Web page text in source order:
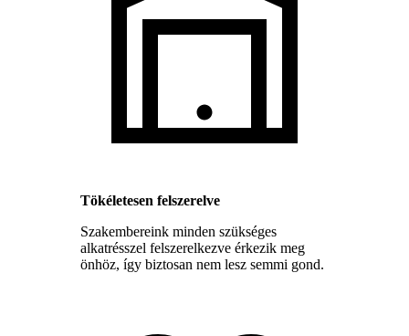
Tökéletesen felszerelve
Szakembereink minden szükséges
alkatrésszel felszerelkezve érkezik meg
önhöz, így biztosan nem lesz semmi gond.